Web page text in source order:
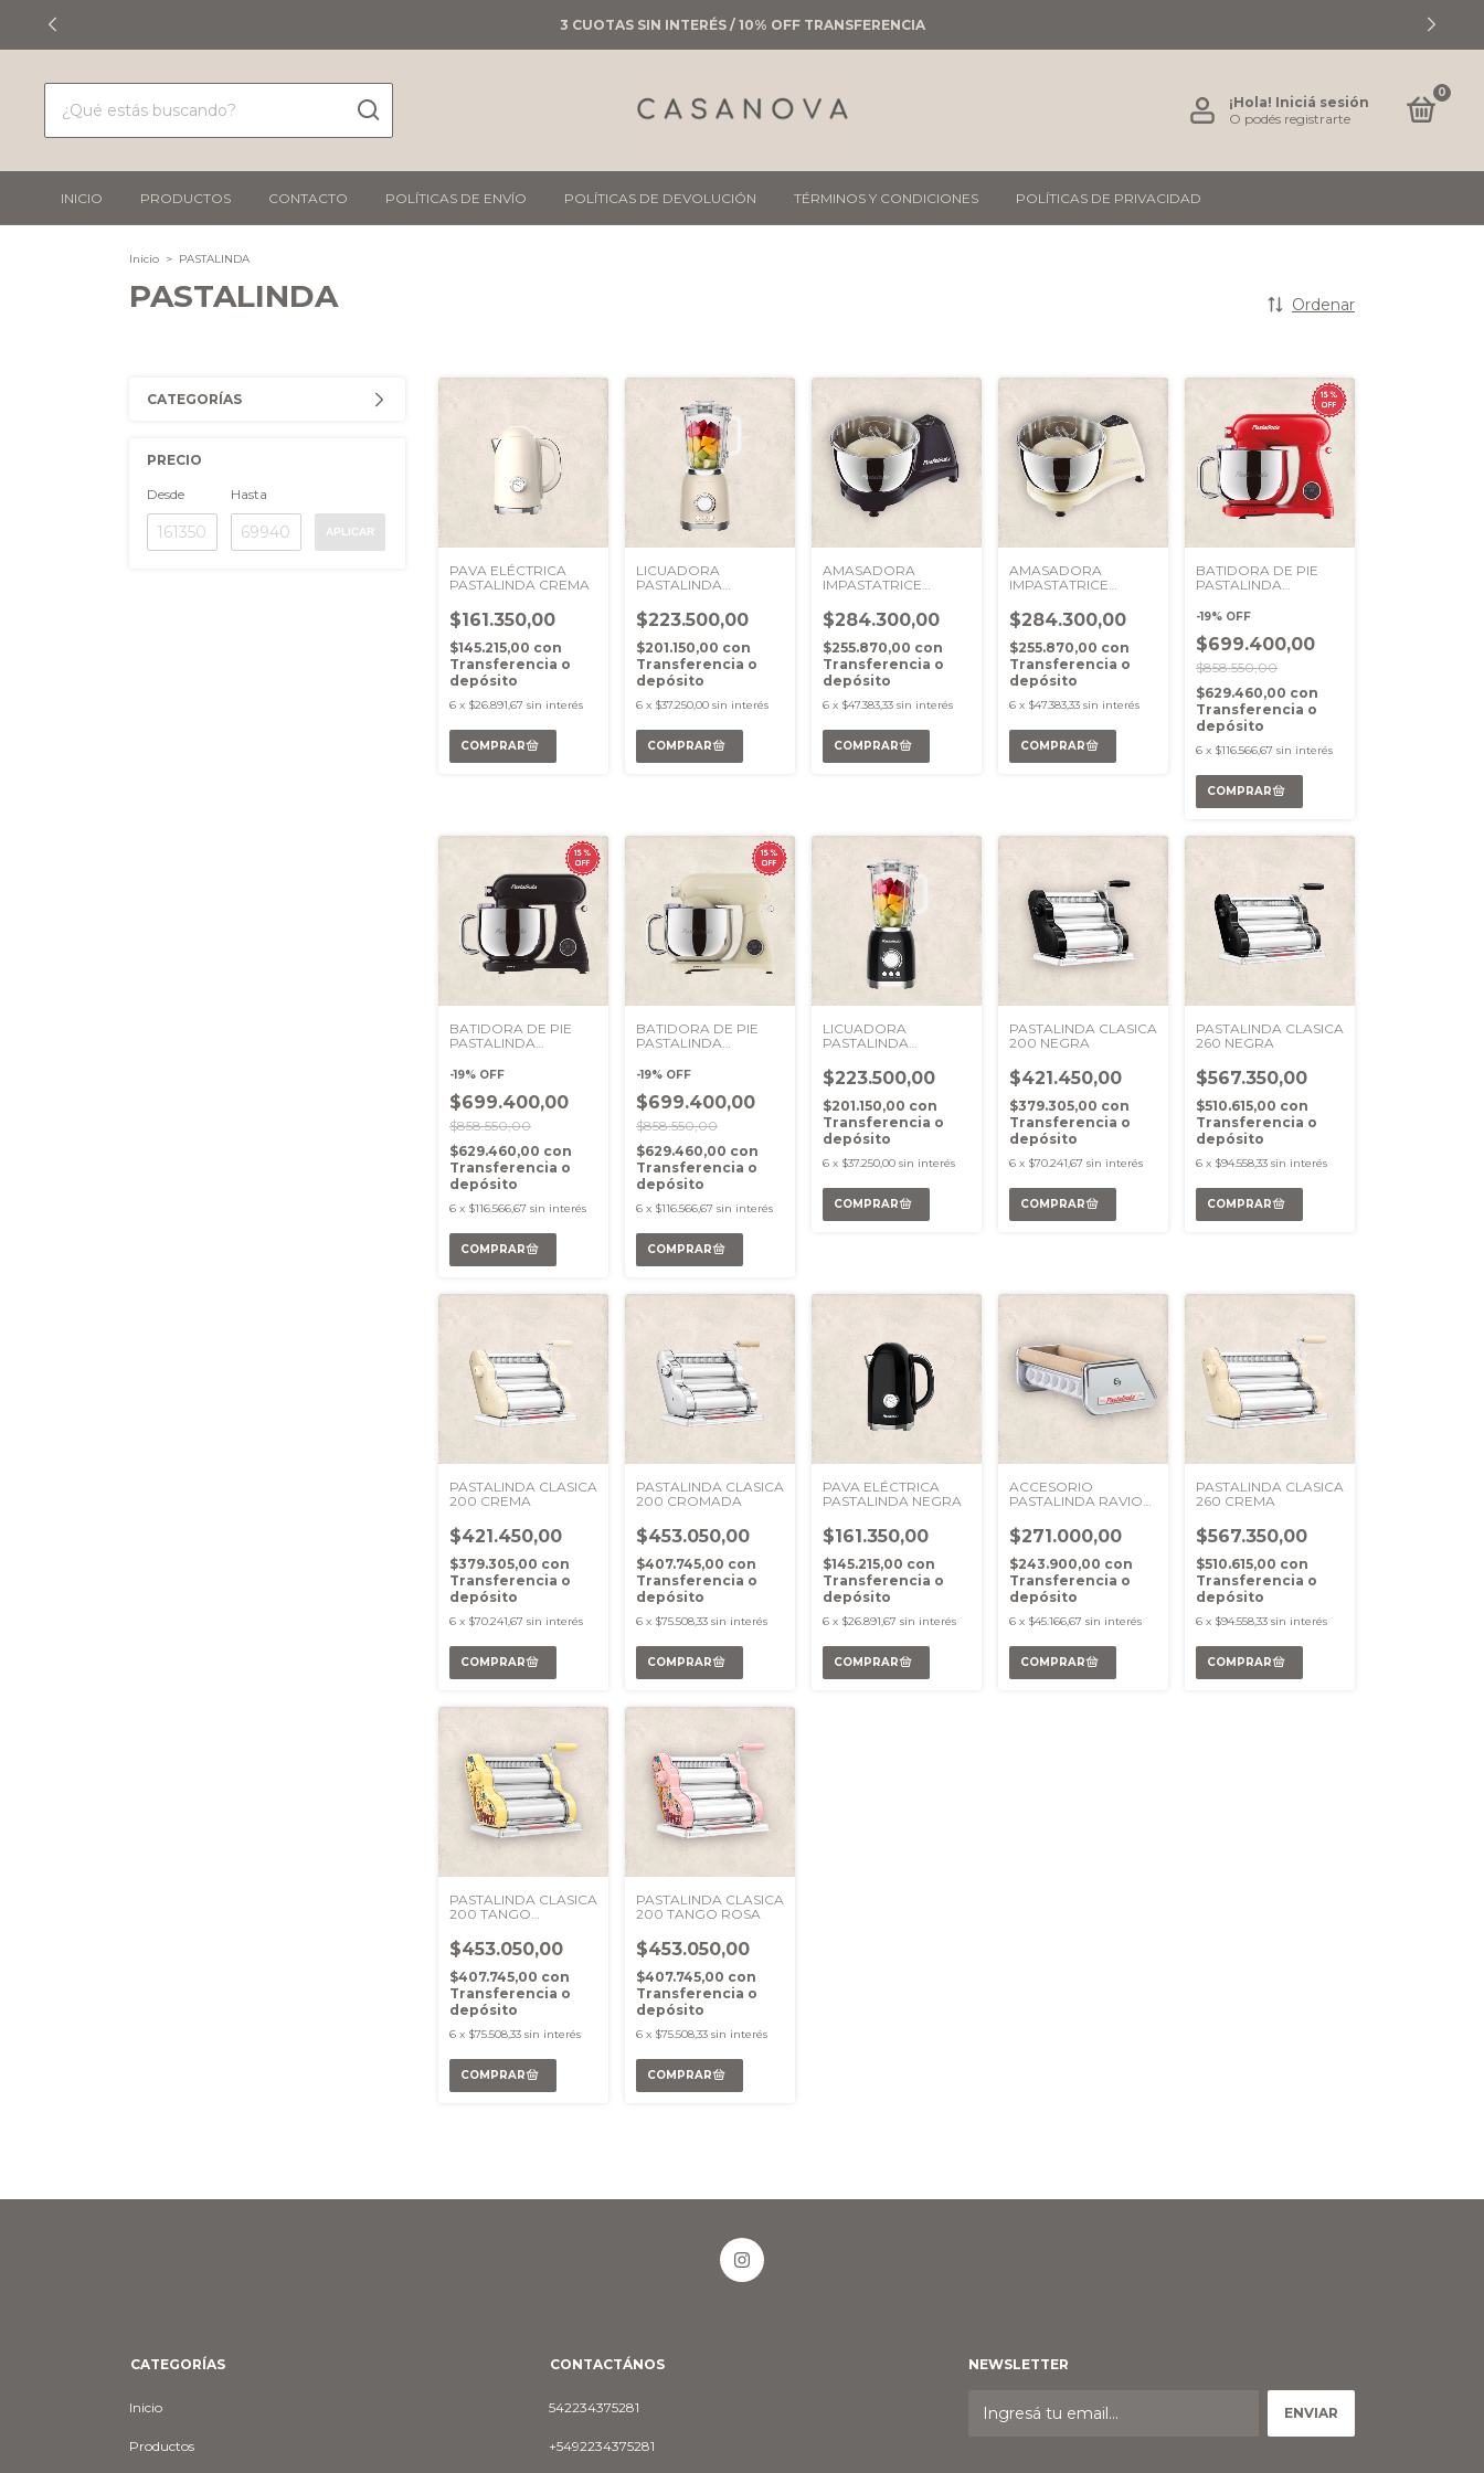
ENVÍOS GRATIS EN COMPRAS MAYORES A $120.000
¡Hola! Iniciá sesión
O podés registrarte
0
INICIO PRODUCTOS CONTACTO POLÍTICAS DE ENVÍO POLÍTICAS DE DEVOLUCIÓN TÉRMINOS Y CONDICIONES POLÍTICAS DE PRIVACIDAD
Inicio > PASTALINDA
PASTALINDA Ordenar
CATEGORÍAS
PRECIO
Desde Hasta
APLICAR
PAVA ELÉCTRICA
PASTALINDA CREMA
$161.350,00
$145.215,00 con
Transferencia o
depósito
6 x $26.891,67 sin interés
LICUADORA
PASTALINDA
CREMA
$223.500,00
$201.150,00 con
Transferencia o
depósito
6 x $37.250,00 sin interés
AMASADORA
IMPASTATRICE
$284.300,00
$255.870,00 con
Transferencia o
depósito
6 x $47.383,33 sin interés
AMASADORA
IMPASTATRICE
$284.300,00
$255.870,00 con
Transferencia o
depósito
6 x $47.383,33 sin interés
BATIDORA DE PIE
PASTALINDA
ROJA
-19% OFF
$699.400,00
$858.550,00
$629.460,00 con
Transferencia o
depósito
6 x $116.566,67 sin interés
BATIDORA DE PIE
PASTALINDA
NEGRA
-19% OFF
$699.400,00
$858.550,00
$629.460,00 con
Transferencia o
depósito
6 x $116.566,67 sin interés
BATIDORA DE PIE
PASTALINDA
CREMA
-19% OFF
$699.400,00
$858.550,00
$629.460,00 con
Transferencia o
depósito
6 x $116.566,67 sin interés
LICUADORA
PASTALINDA
NEGRO
$223.500,00
$201.150,00 con
Transferencia o
depósito
6 x $37.250,00 sin interés
PASTALINDA CLASICA
200 NEGRA
$421.450,00
$379.305,00 con
Transferencia o
depósito
6 x $70.241,67 sin interés
PASTALINDA CLASICA
260 NEGRA
$567.350,00
$510.615,00 con
Transferencia o
depósito
6 x $94.558,33 sin interés
PASTALINDA CLASICA
200 CREMA
$421.450,00
$379.305,00 con
Transferencia o
depósito
6 x $70.241,67 sin interés
PASTALINDA CLASICA
200 CROMADA
$453.050,00
$407.745,00 con
Transferencia o
depósito
6 x $75.508,33 sin interés
PAVA ELÉCTRICA
PASTALINDA NEGRA
$161.350,00
$145.215,00 con
Transferencia o
depósito
6 x $26.891,67 sin interés
ACCESORIO
PASTALINDA RAVIOLI
$271.000,00
$243.900,00 con
Transferencia o
depósito
6 x $45.166,67 sin interés
PASTALINDA CLASICA
260 CREMA
$567.350,00
$510.615,00 con
Transferencia o
depósito
6 x $94.558,33 sin interés
PASTALINDA CLASICA
200 TANGO
$453.050,00
$407.745,00 con
Transferencia o
depósito
6 x $75.508,33 sin interés
PASTALINDA CLASICA
200 TANGO ROSA
$453.050,00
$407.745,00 con
Transferencia o
depósito
6 x $75.508,33 sin interés
CATEGORÍAS
Inicio
Productos
CONTACTÁNOS
542234375281
+5492234375281
NEWSLETTER